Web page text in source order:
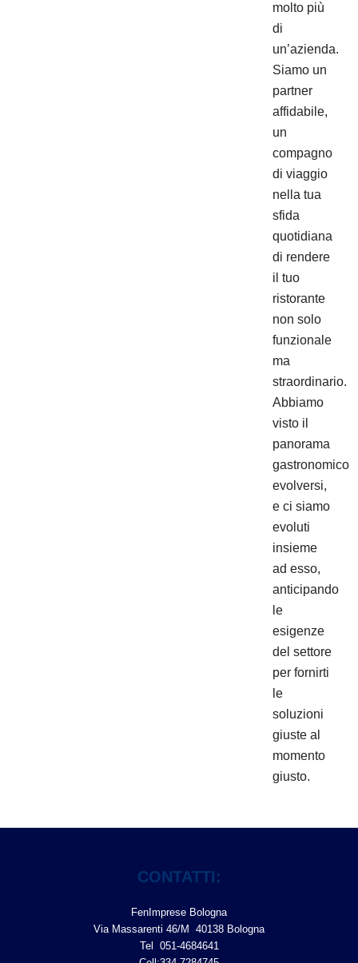
molto più
di
un’azienda.
Siamo un
partner
affidabile,
un
compagno
di viaggio
nella tua
sfida
quotidiana
di rendere
il tuo
ristorante
non solo
funzionale
ma
straordinario.
Abbiamo
visto il
panorama
gastronomico
evolversi,
e ci siamo
evoluti
insieme
ad esso,
anticipando
le
esigenze
del settore
per fornirti
le
soluzioni
giuste al
momento
giusto.
CONTATTI:
FenImprese Bologna
Via Massarenti 46/M 40138 Bologna
Tel 051-4684641